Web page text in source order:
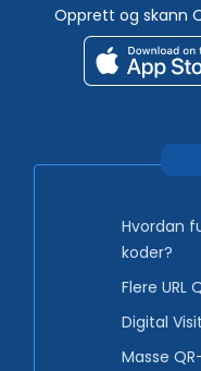
Opprett og skann
Hvordan
koder?
Flere URL
Digital
Masse